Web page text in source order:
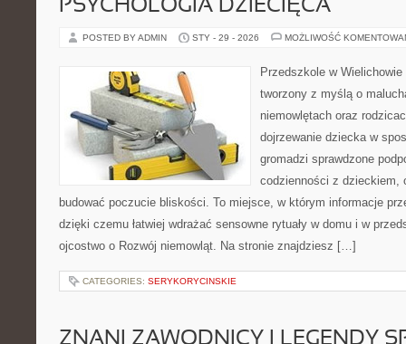
PSYCHOLOGIA DZIECIĘCA
POSTED BY ADMIN STY - 29 - 2026 MOŻLIWOŚĆ
Przedszkole w
tworzony z myślą o
niemowlętach oraz
dojrzewanie dziecka w
gromadzi sprawdzone
codzienności z dzieckiem,
budować poczucie bliskości. To miejsce, w którym informacje
dzięki czemu łatwiej wdrażać sensowne rytuały w domu i w
ojcostwo o Rozwój niemowląt. Na stronie znajdziesz […]
CATEGORIES: SERYKORYCINSKIE
ZNANI ZAWODNICY I LEGENDY